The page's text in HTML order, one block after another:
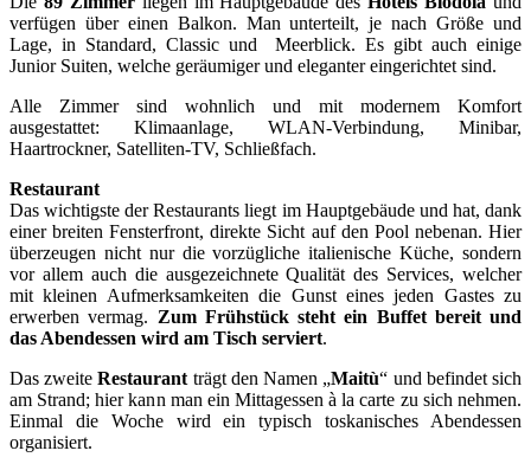
verfügen über einen Balkon. Man unterteilt, je nach Größe und
Lage, in Standard, Classic und Meerblick. Es gibt auch einige
Junior Suiten, welche geräumiger und eleganter eingerichtet sind.
Alle Zimmer sind wohnlich und mit modernem Komfort
ausgestattet: Klimaanlage, WLAN-Verbindung, Minibar,
Haartrockner, Satelliten-TV, Schließfach.
Restaurant
Das wichtigste der Restaurants liegt im Hauptgebäude und hat, dank
einer breiten Fensterfront, direkte Sicht auf den Pool nebenan. Hier
überzeugen nicht nur die vorzügliche italienische Küche, sondern
vor allem auch die ausgezeichnete Qualität des Services, welcher
mit kleinen Aufmerksamkeiten die Gunst eines jeden Gastes zu
erwerben vermag. Zum Frühstück steht ein Buffet bereit und
das Abendessen wird am Tisch serviert.
Das zweiteRestaurant trägt den Namen „Maitù“ und befindet sich
am Strand; hier kann man ein Mittagessen à la carte zu sich nehmen.
Einmal die Woche wird ein typisch toskanisches Abendessen
organisiert.